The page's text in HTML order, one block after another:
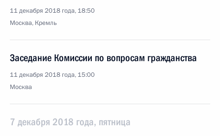
11 декабря 2018 года, 18:50
Москва, Кремль
Заседание Комиссии по вопросам гражданства
11 декабря 2018 года, 15:00
Москва
7 декабря 2018 года, пятница